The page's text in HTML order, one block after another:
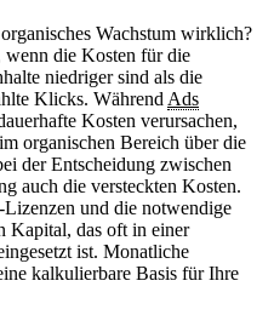
Wachstum wirklich?
die Kosten für die
niedriger sind als die
Klicks. Während Ads
Kosten verursachen,
organischen Bereich über die
der Entscheidung zwischen
auch die versteckten Kosten.
und die notwendige
Kapital, das oft in einer
ist. Monatliche
kalkulierbare Basis für Ihre